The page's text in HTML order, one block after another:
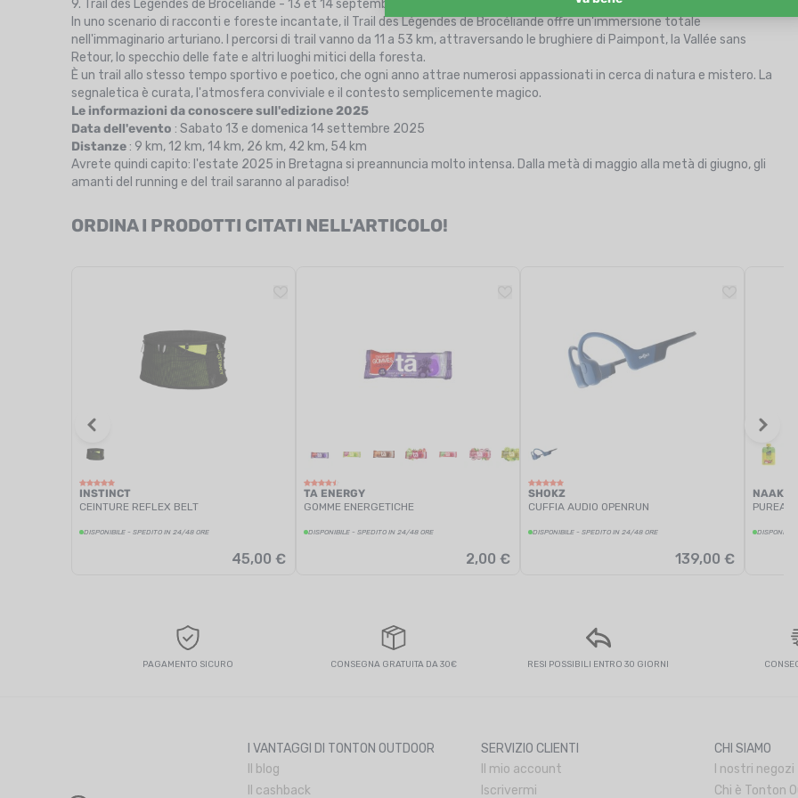
9. Trail des Légendes de Brocéliande - 13 et 14 septembre 2025 (Paimpont, Ille-et-Vilaine)
In uno scenario di racconti e foreste incantate, il Trail des Légendes de Brocéliande offre un'immersione totale
nell'immaginario arturiano. I percorsi di trail vanno da 11 a 53 km, attraversando le brughiere di Paimpont, la Vallée sans
Retour, lo specchio delle fate e altri luoghi mitici della foresta.
È un trail allo stesso tempo sportivo e poetico, che ogni anno attrae numerosi appassionati in cerca di natura e mistero. La
segnaletica è curata, l'atmosfera conviviale e il contesto semplicemente magico.
Le informazioni da conoscere sull'edizione 2025
Data dell'evento : Sabato 13 e domenica 14 settembre 2025
Distanze : 9 km, 12 km, 14 km, 26 km, 42 km, 54 km
Avrete quindi capito: l'estate 2025 in Bretagna si preannuncia molto intensa. Dalla metà di maggio alla metà di giugno, gli
amanti del running e del trail saranno al paradiso!
ORDINA I PRODOTTI CITATI NELL'ARTICOLO!
INSTINCT
CEINTURE REFLEX BELT
DISPONIBILE - SPEDITO IN 24/48 ORE
45,00 €
TA ENERGY
GOMME ENERGETICHE
DISPONIBILE - SPEDITO IN 24/48 ORE
2,00 €
SHOKZ
CUFFIA AUDIO OPENRUN
DISPONIBILE - SPEDITO IN 24/48 ORE
139,00 €
NAAK
PUREA
PAGAMENTO SICURO CONSEGNA GRATUITA DA 30€ RESI POSSIBILI ENTRO 30 GIORNI
I VANTAGGI DI TONTON OUTDOOR
Il blog
Il cashback
SERVIZIO CLIENTI
Il mio account
Iscrivermi
CHI SIAMO
I nostri negozi
Chi è Tonton